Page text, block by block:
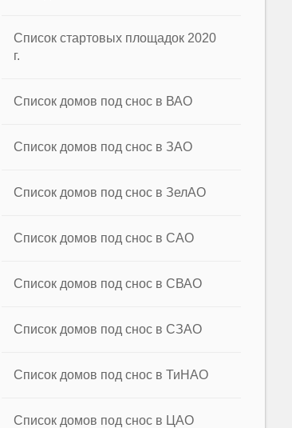
Список стартовых площадок 2020
г.
Список домов под снос в ВАО
Список домов под снос в ЗАО
Список домов под снос в ЗелАО
Список домов под снос в САО
Список домов под снос в СВАО
Список домов под снос в СЗАО
Список домов под снос в ТиНАО
Список домов под снос в ЦАО